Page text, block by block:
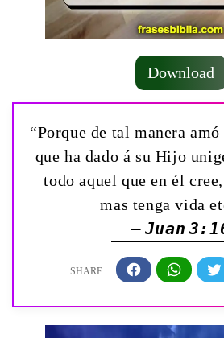
Download
“Porque de tal manera
que ha dado á su Hijo
todo aquel que en él
mas tenga vida
— Juan